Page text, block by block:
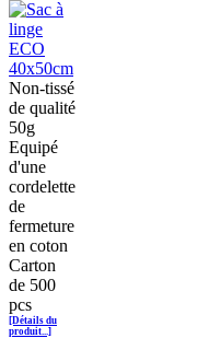
Non-tissé
de qualité
50g
Equipé
d'une
cordelette
de
fermeture
en coton
Carton
de 500
pcs
[Détails du
produit...]